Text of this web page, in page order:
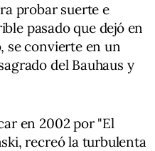
probar suerte e
pasado que dejó en
se convierte en un
del Bauhaus y
en 2002 por "El
recreó la turbulenta